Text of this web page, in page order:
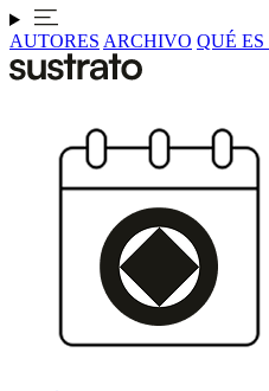
AUTORES ARCHIVO QUÉ ES